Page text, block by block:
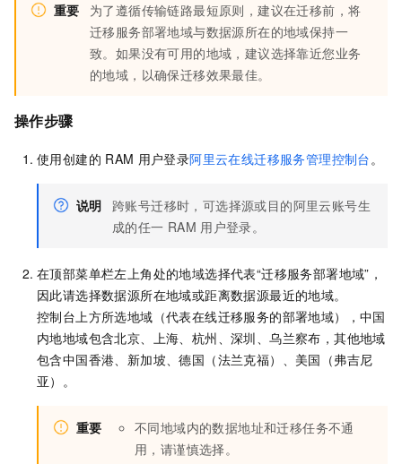
重要
为了遵循传输链路最短原则，建议在迁移前，将
迁移服务部署地域与数据源所在的地域保持一
致。如果没有可用的地域，建议选择靠近您业务
的地域，以确保迁移效果最佳。
操作步骤
使用创建的 RAM 用户登录阿里云在线迁移服务管理控制台。
说明
跨账号迁移时，可选择源或目的阿里云账号生
成的任一 RAM 用户登录。
在顶部菜单栏左上角处的地域选择代表“迁移服务部署地域”，
因此请选择数据源所在地域或距离数据源最近的地域。
控制台上方所选地域（代表在线迁移服务的部署地域），中国
内地地域包含北京、上海、杭州、深圳、乌兰察布，其他地域
包含中国香港、新加坡、德国（法兰克福）、美国（弗吉尼
亚）。
重要
不同地域内的数据地址和迁移任务不通
用，请谨慎选择。